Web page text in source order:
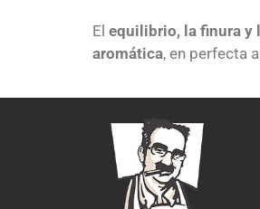
El equilibrio, la finura y
aromática, en perfecta